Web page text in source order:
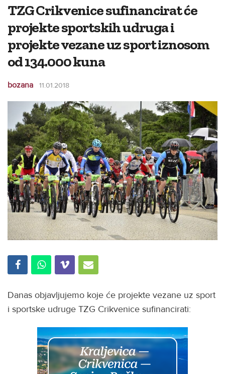
TZG Crikvenice sufinancirat će
projekte sportskih udruga i
projekte vezane uz sport iznosom
od 134.000 kuna
bozana 11.01.2018
Danas objavljujemo koje će projekte vezane uz sport
i sportske udruge TZG Crikvenice sufinancirati: